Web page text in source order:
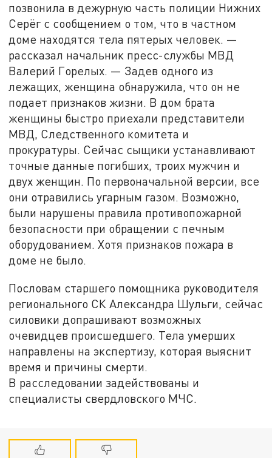
позвонила в дежурную часть полиции Нижних
Серёг с сообщением о том, что в частном
доме находятся тела пятерых человек. —
рассказал начальник пресс-службы МВД
Валерий Горелых. — Задев одного из
лежащих, женщина обнаружила, что он не
подает признаков жизни. В дом брата
женщины быстро приехали представители
МВД, Следственного комитета и
прокуратуры. Сейчас сыщики устанавливают
точные данные погибших, троих мужчин и
двух женщин. По первоначальной версии, все
они отравились угарным газом. Возможно,
были нарушены правила противопожарной
безопасности при обращении с печным
оборудованием. Хотя признаков пожара в
доме не было.
Пословам старшего помощника руководителя
регионального СК Александра Шульги, сейчас
силовики допрашивают возможных
очевидцев происшедшего. Тела умерших
направлены на экспертизу, которая выяснит
время и причины смерти.
В расследовании задействованы и
специалисты свердловского МЧС.